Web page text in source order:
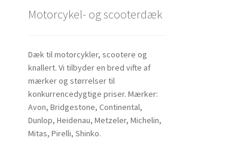
Motorcykel- og scooterdæk
Dæk til motorcykler, scootere og
knallert. Vi tilbyder en bred vifte af
mærker og størrelser til
konkurrencedygtige priser. Mærker:
Avon, Bridgestone, Continental,
Dunlop, Heidenau, Metzeler, Michelin,
Mitas, Pirelli, Shinko.